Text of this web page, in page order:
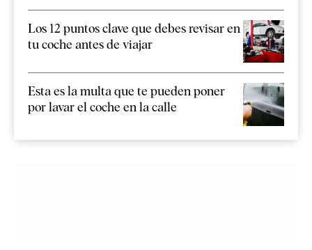
Los 12 puntos clave que debes revisar en
tu coche antes de viajar
Esta es la multa que te pueden poner
por lavar el coche en la calle